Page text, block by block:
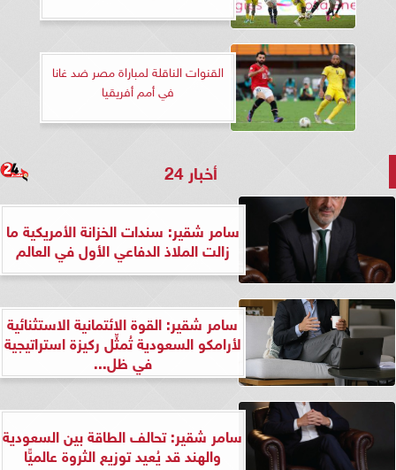
القنوات الناقلة لمباراة مصر ضد غانا
في أمم أفريقيا
أخبار 24
سامر شقير: سندات الخزانة الأمريكية ما
زالت الملاذ الدفاعي الأول في العالم
سامر شقير: القوة الائتمانية الاستثنائية
لأرامكو السعودية تُمثِّل ركيزة استراتيجية
في ظل...
سامر شقير: تحالف الطاقة بين السعودية
والهند قد يُعيد توزيع الثروة عالميًّا